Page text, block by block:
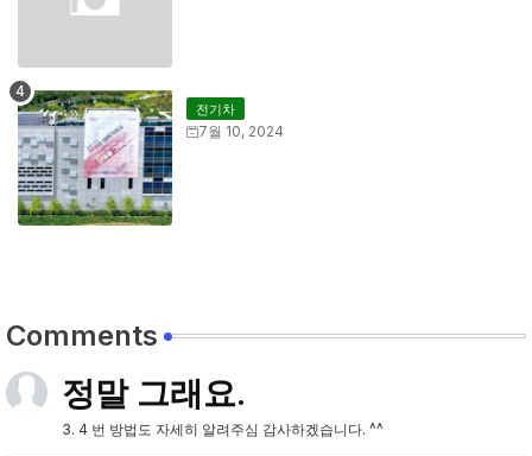
전기차
7월 10, 2024
Comments
정말 그래요.
3. 4 번 방법도 자세히 알려주심 감사하겠습니다. ^^